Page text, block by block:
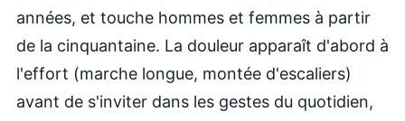
années, et touche hommes et femmes à partir
de la cinquantaine. La douleur apparaît d'abord à
l'effort (marche longue, montée d'escaliers)
avant de s'inviter dans les gestes du quotidien,